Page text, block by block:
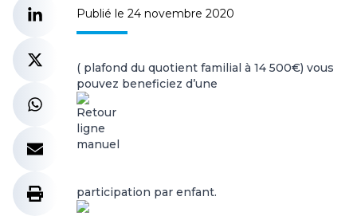
Publié le 24 novembre 2020
( plafond du quotient familial à 14 500€) vous
pouvez beneficiez d’une
participation par enfant.